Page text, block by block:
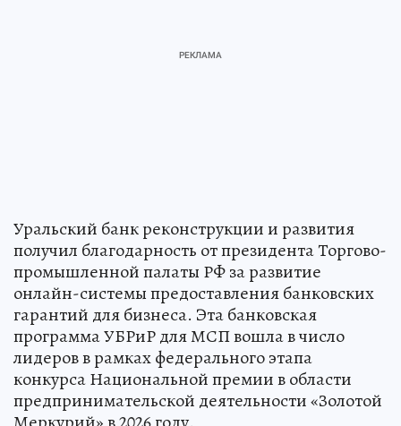
Уральский банк реконструкции и развития
получил благодарность от президента Торгово-
промышленной палаты РФ за развитие
онлайн-системы предоставления банковских
гарантий для бизнеса. Эта банковская
программа УБРиР для МСП вошла в число
лидеров в рамках федерального этапа
конкурса Национальной премии в области
предпринимательской деятельности «Золотой